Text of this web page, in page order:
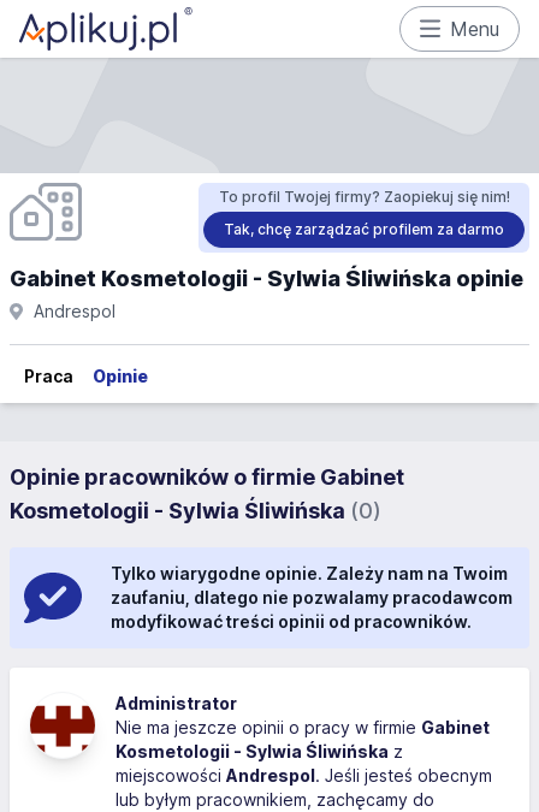
Menu
To profil Twojej firmy? Zaopiekuj się nim!
Tak, chcę zarządzać profilem za darmo
Gabinet Kosmetologii - Sylwia Śliwińska opinie
Andrespol
Praca Opinie
Opinie pracowników o firmie Gabinet
Kosmetologii - Sylwia Śliwińska (0)
Tylko wiarygodne opinie. Zależy nam na Twoim
zaufaniu, dlatego nie pozwalamy pracodawcom
modyfikować treści opinii od pracowników.
Administrator
Nie ma jeszcze opinii o pracy w firmie Gabinet
Kosmetologii - Sylwia Śliwińska z
miejscowości Andrespol. Jeśli jesteś obecnym
lub byłym pracownikiem, zachęcamy do